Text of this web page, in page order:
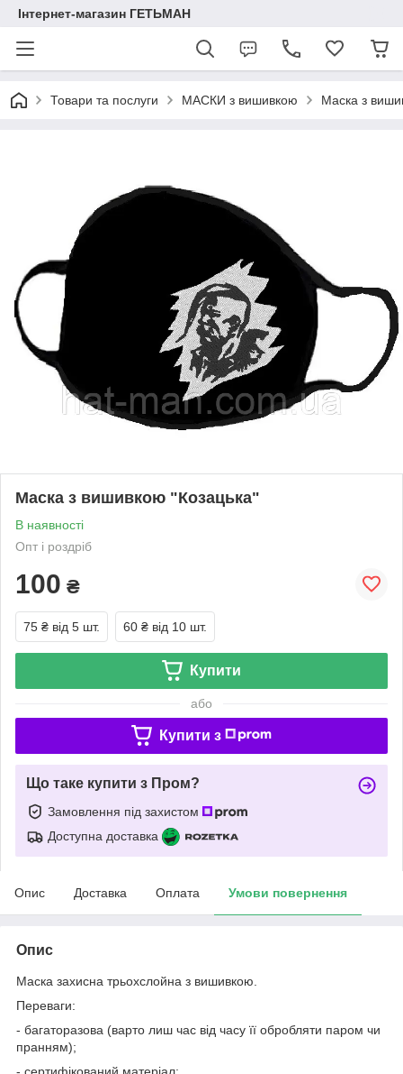
Інтернет-магазин ГЕТЬМАН
Товари та послуги МАСКИ з вишивкою Маска з
Маска з вишивкою "Козацька"
В наявності
Опт і роздріб
100 ₴
75 ₴ від 5 шт. 60 ₴ від 10 шт.
Купити
або
Купити з
Що таке купити з Пром?
Замовлення під захистом
Доступна доставка
Опис Доставка Оплата Умови повернення
Опис
Маска захисна трьохслойна з вишивкою.
Переваги:
- багаторазова (варто лиш час від часу її обробляти паром чи
пранням);
- сертифікований матеріал;